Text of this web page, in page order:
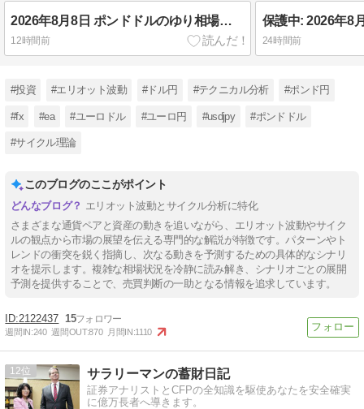
2026年8月8日 ポンドドルのゆり相場分析🌟
12時間前 24時間前
#投資 #エリオット波動 #ドル円 #テクニカル分析 #ポンド円
#fx #ea #ユーロドル #ユーロ円 #usdjpy #ポンドドル
#サイクル理論
このブログのここがポイント
エリオット波動とサイクル分析に特化
さまざまな通貨ペアと資産の動きを追いながら、エリオット波動やサイク
ルの観点から市場の展望を伝える専門的な解説が特徴です。パターンやト
レンドの衝突を鋭く指摘し、次なる動きを予測するための具体的なシナリ
オを提示します。複雑な相場状況を冷静に読み解き、シナリオごとの展開
予測を提供することで、売買判断の一助となる情報を追求しています。
2122437 15
週間IN:240 週間OUT:870 月間IN:1110
12 サラリーマンの蓄財日記
証券アナリストとCFPの全知識を駆使あなたを安全確実
に億万長者へ導きます。